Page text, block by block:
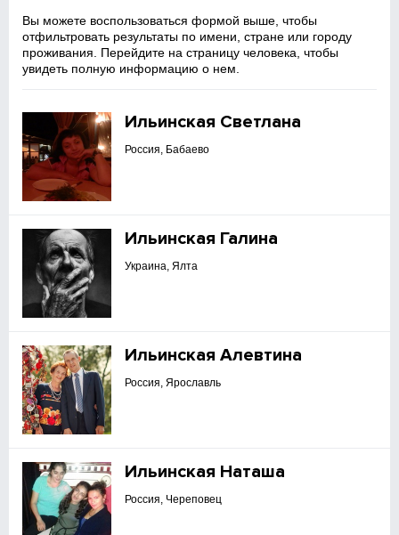
Вы можете воспользоваться формой выше, чтобы
отфильтровать результаты по имени, стране или городу
проживания. Перейдите на страницу человека, чтобы
увидеть полную информацию о нем.
Ильинская Светлана
Россия, Бабаево
Ильинская Галина
Украина, Ялта
Ильинская Алевтина
Россия, Ярославль
Ильинская Наташа
Россия, Череповец